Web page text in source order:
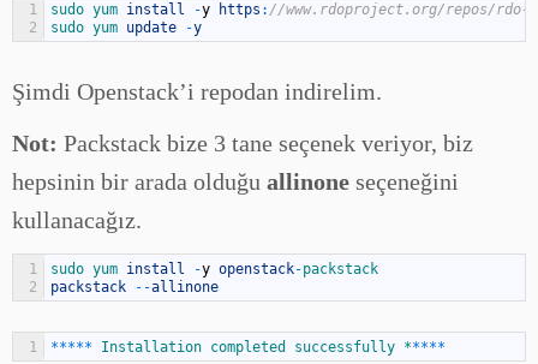
1
2
sudo yum install -y https : //www.rdoproject.org/repos/rdo-
sudo yum update -y
Şimdi Openstack’i repodan indirelim.
Not: Packstack bize 3 tane seçenek veriyor, biz
hepsinin bir arada olduğu allinone seçeneğini
kullanacağız.
1
2
sudo yum install -y openstack-packstack
packstack
--allinone
1 ***** Installation completed successfully *****